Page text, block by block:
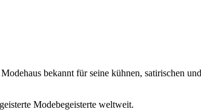
bekannt für seine kühnen, satirischen
Modebegeisterte weltweit.